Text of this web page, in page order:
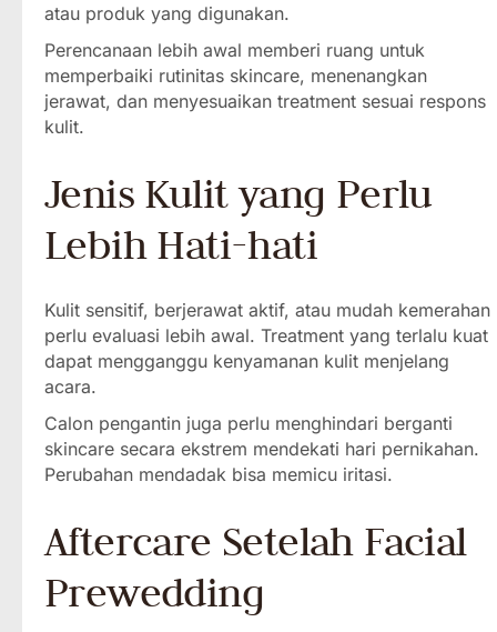
atau produk yang digunakan.
Perencanaan lebih awal memberi ruang untuk
memperbaiki rutinitas skincare, menenangkan
jerawat, dan menyesuaikan treatment sesuai respons
kulit.
Jenis Kulit yang Perlu
Lebih Hati-hati
Kulit sensitif, berjerawat aktif, atau mudah kemerahan
perlu evaluasi lebih awal. Treatment yang terlalu kuat
dapat mengganggu kenyamanan kulit menjelang
acara.
Calon pengantin juga perlu menghindari berganti
skincare secara ekstrem mendekati hari pernikahan.
Perubahan mendadak bisa memicu iritasi.
Aftercare Setelah Facial
Prewedding